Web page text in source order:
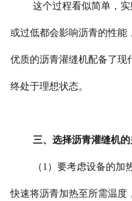
这个过程看似简单，
或过低都会影响沥青的性能
优质的沥青灌缝机配备了现
终处于理想状态。
三、选择沥青灌缝机
（1）要考虑设备的
快速将沥青加热至所需温度